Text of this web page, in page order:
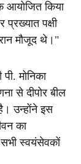
आयोजित किया
पक्षी
मौजूद थे।"
मोनिका
से दीपोर बील
उन्होंने इस
का
स्वयंसेवकों